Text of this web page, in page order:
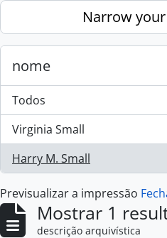
Skip to main contentNarrow
nome
Todos
Virginia Small
, 1 resultados
Harry M. Small
, 1 resultados
Previsualizar a impressão
Mostrar 1
descrição arquivística